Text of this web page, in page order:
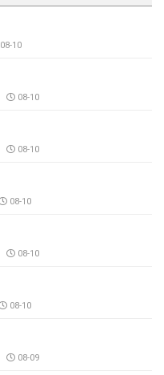
08-10
08-10
08-10
08-10
08-10
08-10
08-09